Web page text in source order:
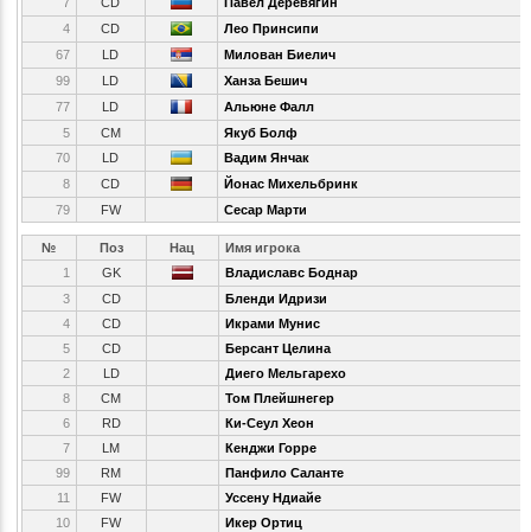
4
CD
Лео Принсипи
67
LD
Милован Биелич
99
LD
Ханза Бешич
77
LD
Альюне Фалл
5
CM
Якуб Болф
70
LD
Вадим Янчак
8
CD
Йонас Михельбринк
79
FW Сесар Марти
№ Поз Нац
Имя игрока
1
GK
Владиславс Боднар
3
CD
Бленди Идризи
4
CD
Икрами Мунис
5
CD
Берсант Целина
2
LD
Диего Мельгарехо
8
CM
Том Плейшнегер
6
RD
Ки-Сеул Хеон
7
LM
Кенджи Горре
99
RM
Панфило Саланте
11
FW
Уссену Ндиайе
10
FW Икер Ортиц